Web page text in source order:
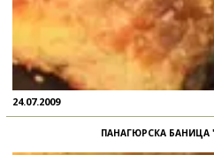
24.07.2009
ПАНАГЮРСКА БАНИЦА